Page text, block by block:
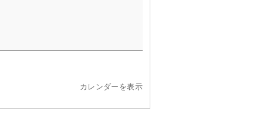
カレンダーを表示